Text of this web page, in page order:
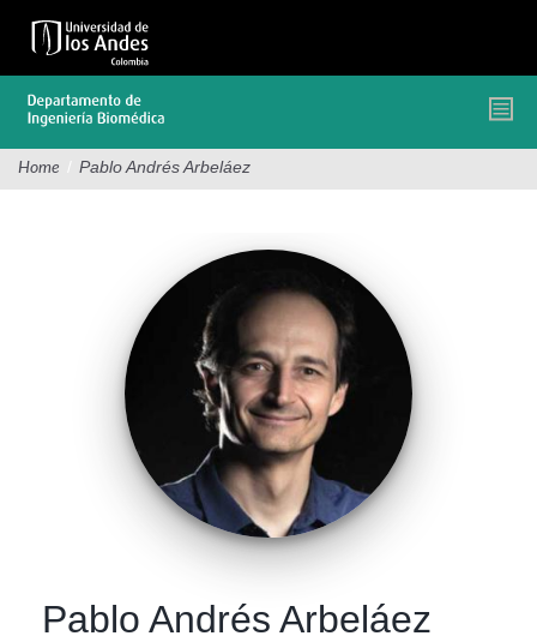
contenido
Home / Pablo Andrés Arbeláez
Pablo Andrés Arbeláez